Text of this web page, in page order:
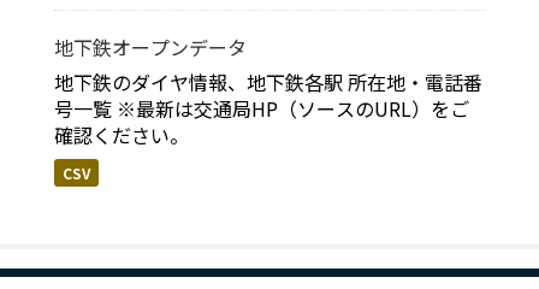
地下鉄オープンデータ
地下鉄のダイヤ情報、地下鉄各駅 所在地・電話番
号一覧 ※最新は交通局HP（ソースのURL）をご
確認ください。
CSV